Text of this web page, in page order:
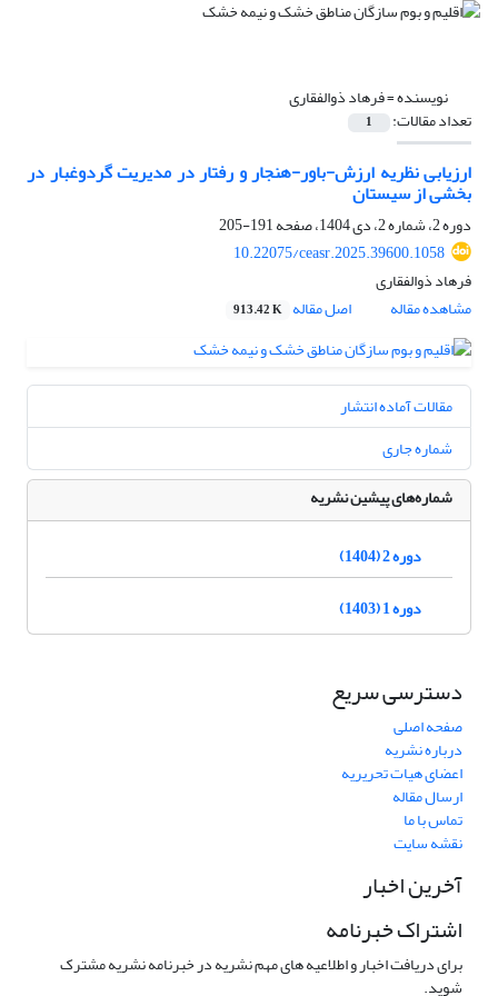
نویسنده =فرهاد ذوالفقاری
تعداد مقالات: 1
ارزیابی نظریه ارزش-باور-هنجار و رفتار در مدیریت گردوغبار در
بخشی از سیستان
دوره 2، شماره 2، دی 1404، صفحه
191-205
10.22075/ceasr.2025.39600.1058
فرهاد ذوالفقاری
مشاهده مقاله
اصل مقاله 913.42 K
مقالات آماده انتشار
شماره جاری
شماره‌های پیشین نشریه
دوره 2 (1404)
دوره 1 (1403)
دسترسی سریع
صفحه اصلی
درباره نشریه
اعضای هیات تحریریه
ارسال مقاله
تماس با ما
نقشه سایت
آخرین اخبار
اشتراک خبرنامه
برای دریافت اخبار و اطلاعیه های مهم نشریه در خبرنامه نشریه مشترک
شوید.